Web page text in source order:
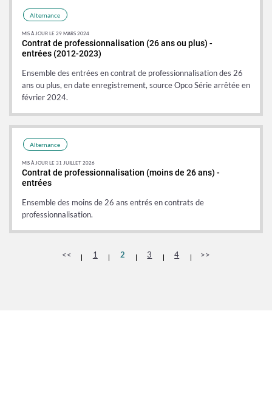
Contrat de professionnalisation (26 ans ou plus) -
entrées (2012-2023)
Ensemble des entrées en contrat de professionnalisation des 26
ans ou plus, en date enregistrement, source Opco Série arrêtée en
février 2024.
Donnée
Donnée
Alternance
MIS À JOUR LE 29 MARS 2024
Contrat de professionnalisation (moins de 26 ans) -
entrées
Ensemble des moins de 26 ans entrés en contrats de
professionnalisation.
Donnée
Donnée
Alternance
MIS À JOUR LE 31 JUILLET 2026
<< 1 2 3 4 >>